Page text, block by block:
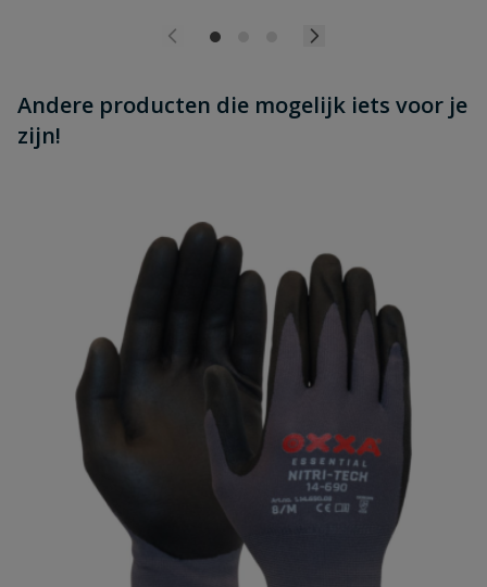
Andere producten die mogelijk iets voor je
zijn!